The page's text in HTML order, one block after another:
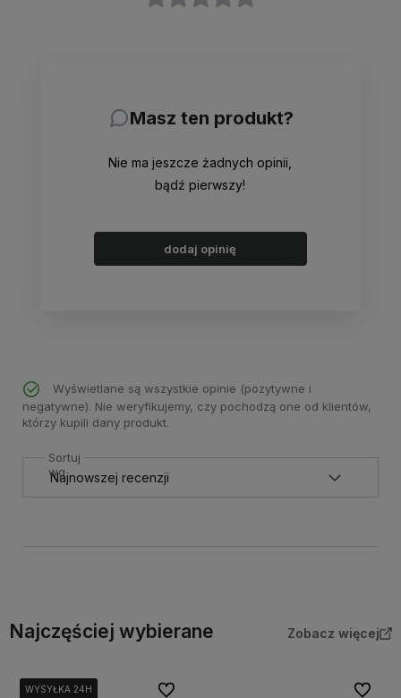
Masz ten produkt?
Nie ma jeszcze żadnych opinii,
bądź pierwszy!
dodaj opinię
Wyświetlane są wszystkie opinie (pozytywne i
negatywne). Nie weryfikujemy, czy pochodzą one od klientów,
którzy kupili dany produkt.
Sortuj
wg
Najczęściej wybierane Zobacz więcej
WYSYŁKA 24H
WYSYŁKA 24H
WYSYŁKA 24H Do ulubionych Do